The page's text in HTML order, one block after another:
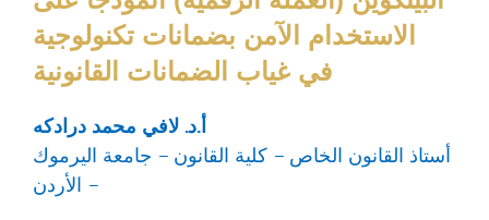
الاستخدام الآمن بضمانات تكنولوجية
في غياب الضمانات القانونية
أ.د. لافي محمد درادكه
أستاذ القانون الخاص – كلية القانون – جامعة اليرموك
– الأردن